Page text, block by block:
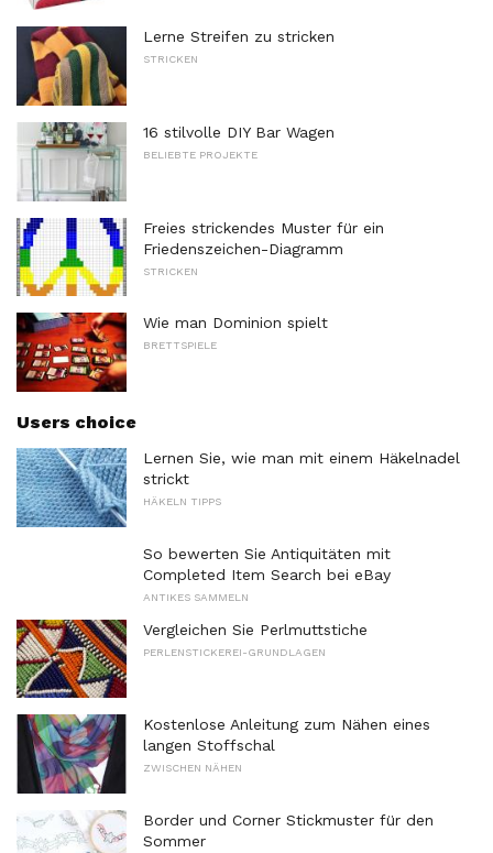
Lerne Streifen zu stricken
STRICKEN
16 stilvolle DIY Bar Wagen
BELIEBTE PROJEKTE
Freies strickendes Muster für ein
Friedenszeichen-Diagramm
STRICKEN
Wie man Dominion spielt
BRETTSPIELE
Users choice
Lernen Sie, wie man mit einem Häkelnadel
strickt
HÄKELN TIPPS
So bewerten Sie Antiquitäten mit
Completed Item Search bei eBay
ANTIKES SAMMELN
Vergleichen Sie Perlmuttstiche
PERLENSTICKEREI-GRUNDLAGEN
Kostenlose Anleitung zum Nähen eines
langen Stoffschal
ZWISCHEN NÄHEN
Border und Corner Stickmuster für den
Sommer